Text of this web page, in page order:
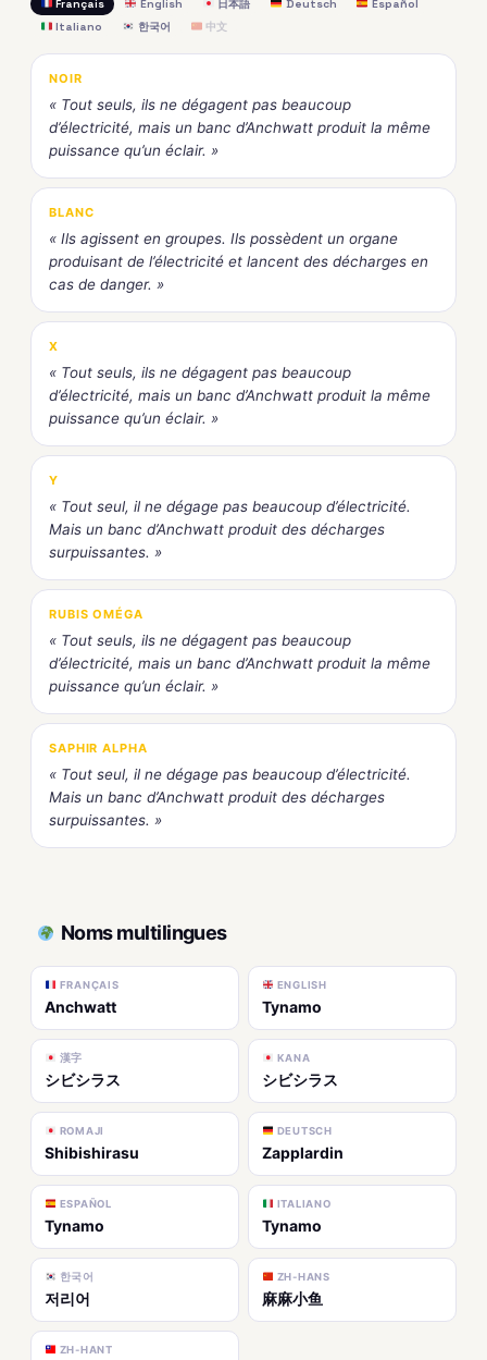
Français English 日本語 Deutsch
Español
Italiano
한국어 中文
NOIR
« Tout seuls, ils ne dégagent pas beaucoup
d’électricité, mais un banc d’Anchwatt produit la même
puissance qu’un éclair. »
BLANC
« Ils agissent en groupes. Ils possèdent un organe
produisant de l’électricité et lancent des décharges en
cas de danger. »
X
« Tout seuls, ils ne dégagent pas beaucoup
d’électricité, mais un banc d’Anchwatt produit la même
puissance qu’un éclair. »
Y
« Tout seul, il ne dégage pas beaucoup d’électricité.
Mais un banc d’Anchwatt produit des décharges
surpuissantes. »
RUBIS OMÉGA
« Tout seuls, ils ne dégagent pas beaucoup
d’électricité, mais un banc d’Anchwatt produit la même
puissance qu’un éclair. »
SAPHIR ALPHA
« Tout seul, il ne dégage pas beaucoup d’électricité.
Mais un banc d’Anchwatt produit des décharges
surpuissantes. »
Noms multilingues
FRANÇAIS
Anchwatt
ENGLISH
Tynamo
漢字
シビシラス
KANA
シビシラス
ROMAJI
Shibishirasu
DEUTSCH
Zapplardin
ESPAÑOL
Tynamo
ITALIANO
Tynamo
한국어
저리어
ZH-HANS
麻麻小鱼
ZH-HANT